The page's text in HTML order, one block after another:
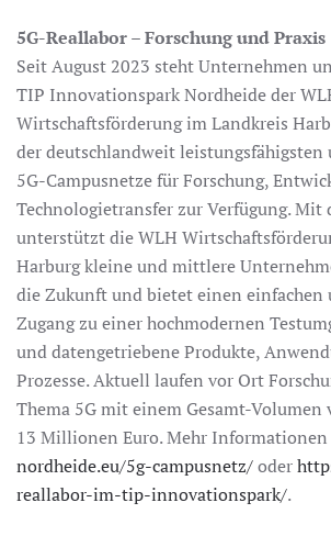
5G-Reallabor – Forschung und Praxis
Seit August 2023 steht Unternehmen
TIP Innovationspark Nordheide der
Wirtschaftsförderung im Landkreis
der deutschlandweit
5G-Campusnetze für Forschung,
Technologietransfer zur Verfügung. Mit
unterstützt die WLH
Harburg kleine und mittlere
die Zukunft und bietet einen einfachen
Zugang zu einer hochmodernen
und datengetriebene Produkte,
Prozesse. Aktuell laufen vor Ort
Thema 5G mit einem Gesamt-
13 Millionen Euro. Mehr
nordheide.eu/5g-campusnetz/oder
reallabor-im-tip-innovationspark/.